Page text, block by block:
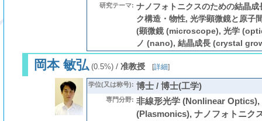
研究テーマ: ナノフォトニクスのための結晶
ク構造・物性, 光学顕微鏡と原子
(顕微鏡 (microscope), 光学
ノ (nano), 結晶成長 (crystal
岡本 敏弘(0.5%)/ 准教授 [詳細]
学位(又は称号): 博士 / 博士(工学)
専門分野: 非線形光学 (Nonlinear Optics),
(Plasmonics), ナノフォトニク